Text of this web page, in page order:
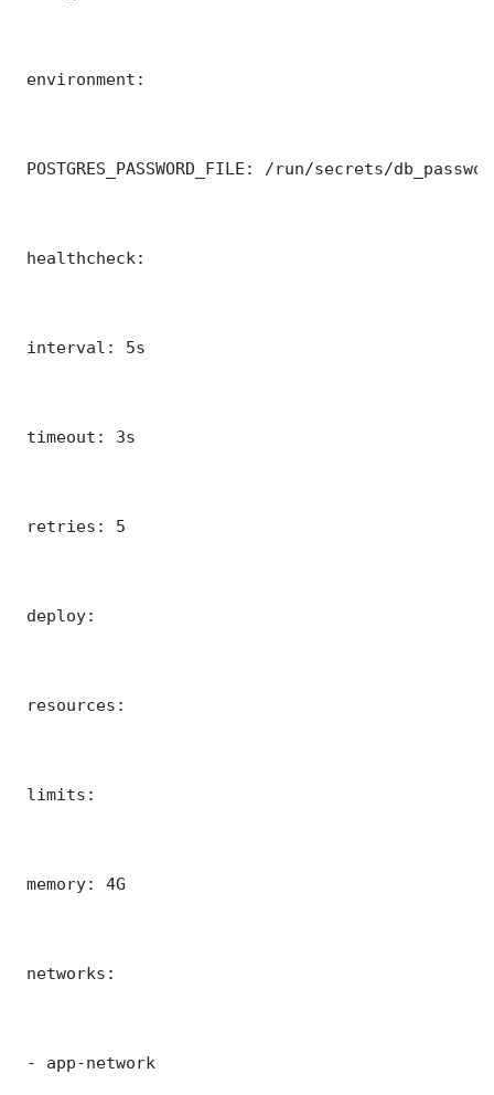
environment:
POSTGRES_PASSWORD_FILE: /run/secrets/
healthcheck:
interval: 5s
timeout: 3s
retries: 5
deploy:
resources:
limits:
memory: 4G
networks:
- app-network